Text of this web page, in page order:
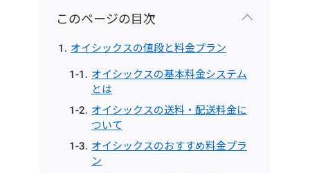
このページの目次
オイシックスの値段と料金プラン
オイシックスの基本料金システム
とは
オイシックスの送料・配送料金に
ついて
オイシックスのおすすめ料金プラ
ン